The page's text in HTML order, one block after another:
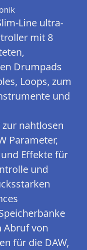
Line ultra-
mit 8
Drumpads
Loops, zum
und
zur nahtlosen
Parameter,
Effekte für
und
Abruf von
für die DAW,